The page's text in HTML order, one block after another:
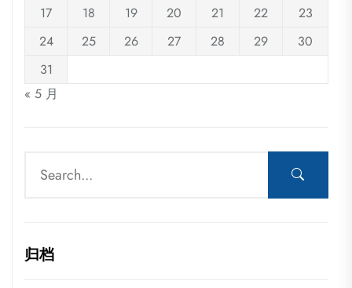
17
18 19 20 21 22
23
24
25 26 27 28 29
30
31
« 5 月
归档